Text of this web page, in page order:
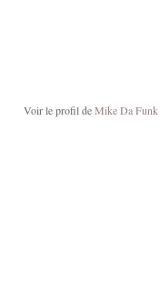
Voir le profil deMike Da Funk